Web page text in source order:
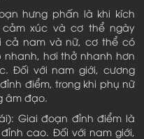
hưng phấn là khi kích
xúc và cơ thể ngày
cả nam và nữ, cơ thể có
hơi thở nhanh hơn
Đối với nam giới, cương
điểm, trong khi phụ nữ
âm đạo.
Giai đoạn đỉnh điểm là
cao. Đối với nam giới,